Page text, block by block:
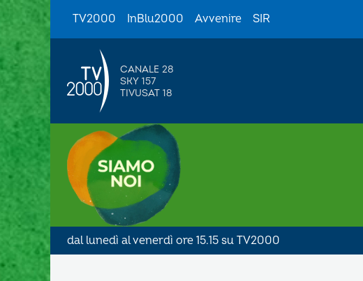
TV2000 InBlu2000 Avvenire SIR
CANALE 28
SKY 157
TIVUSAT 18
dal lunedì al venerdì ore 15.15 su TV2000